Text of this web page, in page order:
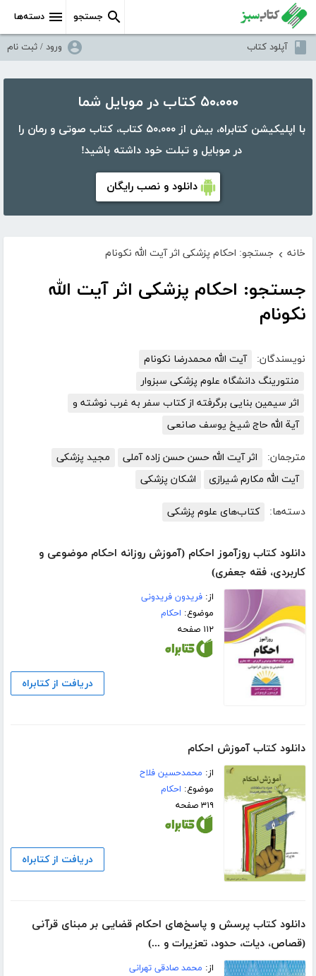
دسته‌ها جستجو
آپلود کتاب ورود / ثبت نام
۵۰،۰۰۰ کتاب در موبایل شما
با اپلیکیشن کتابراه، بیش از ۵۰،۰۰۰ کتاب، کتاب صوتی و رمان را
در موبایل و تبلت خود داشته باشید!
دانلود و نصب رایگان
خانه › جستجو: احکام پزشکی اثر آیت الله نکونام
جستجو: احکام پزشکی اثر آیت الله
نکونام
نویسندگان:
آیت الله محمدرضا نکونام
منتورینگ دانشگاه علوم پزشکی سبزوار
اثر سیمین بنایی برگرفته از کتاب سفر به غرب نوشته و
آیة الله حاج شيخ یوسف صانعی
مترجمان: اثر آیت الله حسن حسن زاده آملی
مجید پزشکی
آیت الله مکارم شیرازی
اشکان پزشکی
دسته‌ها: کتاب‌های علوم پزشکی
دانلود کتاب روزآموز احکام (آموزش روزانه احکام موضوعی و
کاربردی، فقه جعفری)
از:فریدون فریدونی
موضوع: احکام
۱۱۲ صفحه
دریافت از کتابراه
دانلود کتاب آموزش احکام
از: محمدحسین فلاح
موضوع: احکام
۳۱۹ صفحه
دریافت از کتابراه
دانلود کتاب پرسش و پاسخ‌های احکام قضایی بر مبنای قرآنی
(قصاص، دیات، حدود، تعزیرات و ...)
از: محمد صادقی تهرانی